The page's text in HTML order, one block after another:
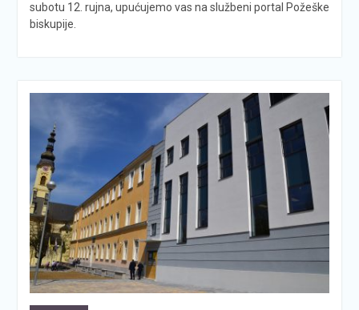
subotu 12. rujna, upućujemo vas na službeni portal Požeške
biskupije.